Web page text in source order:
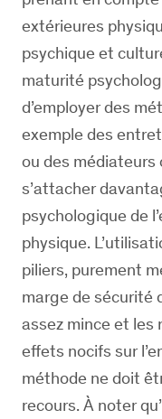
extérieures
psychique et
maturité
d’employer des
exemple des
ou des médiateurs
s’attacher
psychologique de
physique.
piliers, purement
marge de sécurité
assez mince et les
effets nocifs sur
méthode ne doit
recours. À noter